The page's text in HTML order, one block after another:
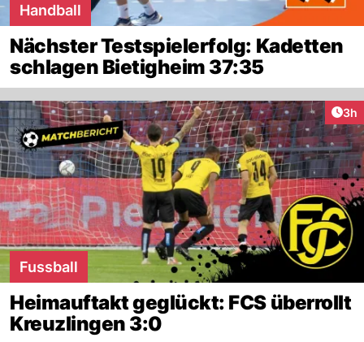
Handball
Nächster Testspielerfolg: Kadetten
schlagen Bietigheim 37:35
3h
Fussball
Heimauftakt geglückt: FCS überrollt
Kreuzlingen 3:0